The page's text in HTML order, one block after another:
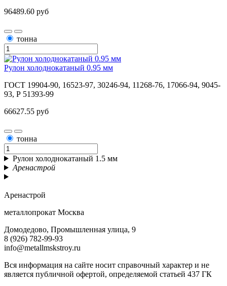
96489.60 руб
тонна
Рулон холоднокатаный 0.95 мм
ГОСТ 19904-90, 16523-97, 30246-94, 11268-76, 17066-94, 9045-
93, Р 51393-99
66627.55 руб
тонна
Рулон холоднокатаный 1.5 мм
Аренастрой
Аренастрой
металлопрокат Москва
Домодедово, Промышленная улица, 9
8 (926) 782-99-93
info@metallmskstroy.ru
Вся информация на сайте носит справочный характер и не
является публичной офертой, определяемой статьей 437 ГК